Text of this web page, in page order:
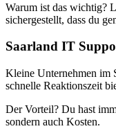
Warum ist das wichtig?
sichergestellt, dass du
Saarland IT
Kleine Unternehmen im
schnelle Reaktionszeit
Der Vorteil? Du hast
sondern auch Kosten.